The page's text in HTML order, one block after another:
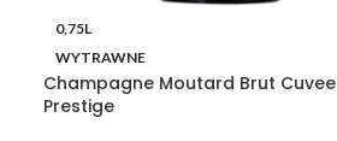
0,75L
WYTRAWNE
Champagne Moutard Brut Cuvee
Prestige